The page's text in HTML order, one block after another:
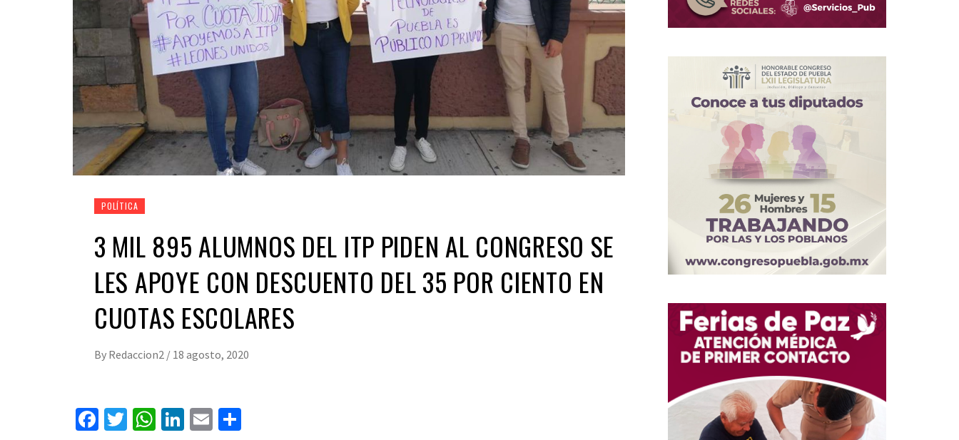
POLÍTICA
3 MIL 895 ALUMNOS DEL ITP PIDEN AL CONGRESO SE
LES APOYE CON DESCUENTO DEL 35 POR CIENTO EN
CUOTAS ESCOLARES
By Redaccion2 / 18 agosto, 2020
Facebook
Twitter
WhatsApp
LinkedIn
Email